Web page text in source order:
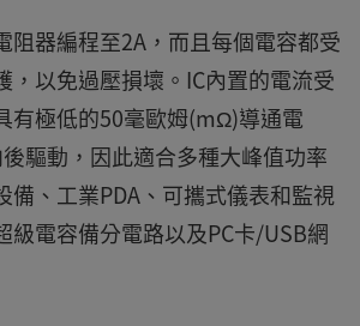
阻器編程至2A，而且每個電容都受
，以免過壓損壞。IC內置的電流受
有極低的50毫歐姆(mΩ)導通電
驅動，因此適合多種大峰值功率
備、工業PDA、可攜式儀表和監視
級電容備分電路以及PC卡/USB網